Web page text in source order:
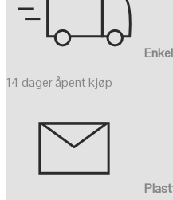
14 dager åpent kjøp